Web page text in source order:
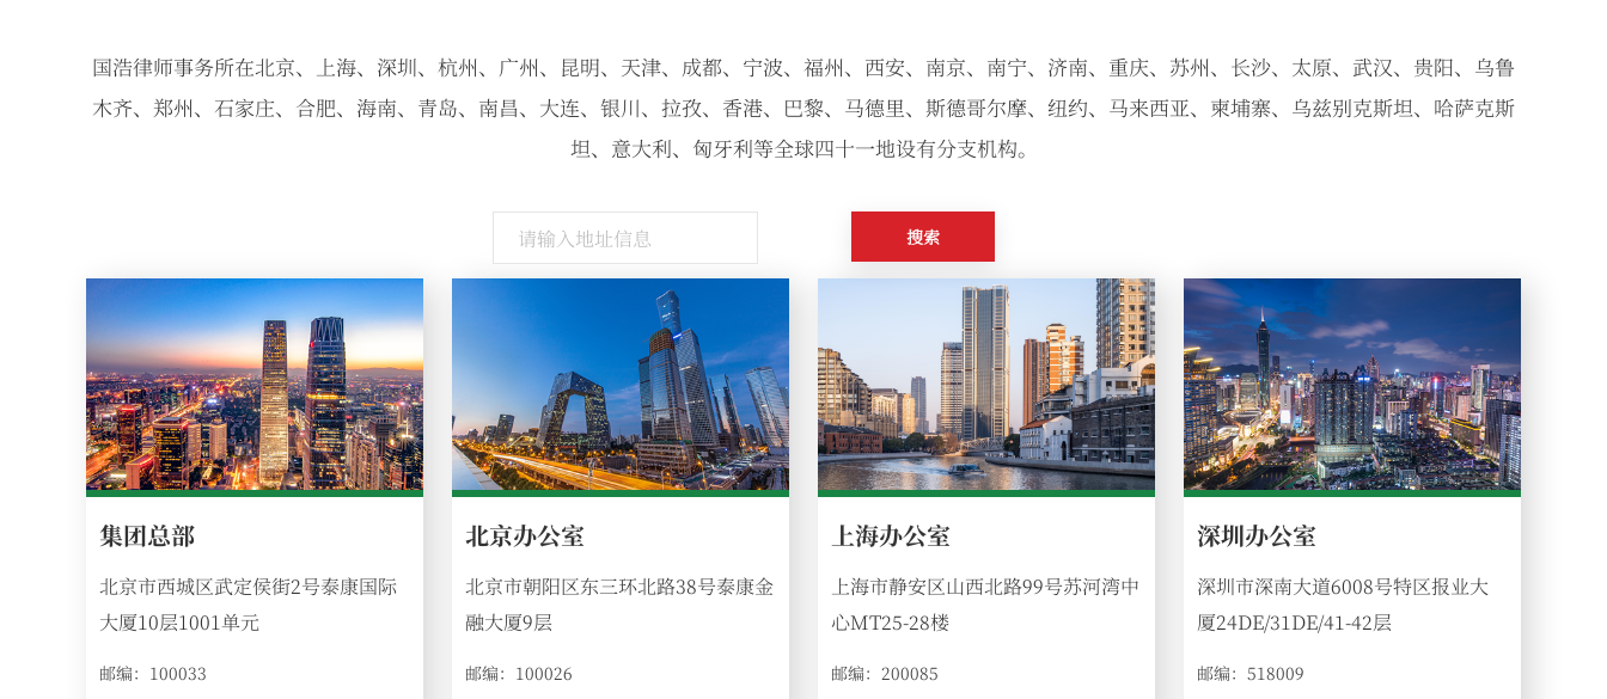
国浩律师事务所在北京、上海、深圳、杭州、广州、昆明、天津、成都、宁波、福州、西安、南京、南宁、济南、重庆、苏州、长沙、太原、武汉、贵阳、乌鲁
木齐、郑州、石家庄、合肥、海南、青岛、南昌、大连、银川、拉孜、香港、巴黎、马德里、斯德哥尔摩、纽约、马来西亚、柬埔寨、乌兹别克斯坦、哈萨克斯
坦、意大利、匈牙利等全球四十一地设有分支机构。
搜索
集团总部
北京市西城区武定侯街2号泰康国际
大厦10层1001单元
邮编：100033
北京办公室
北京市朝阳区东三环北路38号泰康金
融大厦9层
邮编：100026
上海办公室
上海市静安区山西北路99号苏河湾中
心MT25-28楼
邮编：200085
深圳办公室
深圳市深南大道6008号特区报业大
厦24DE/31DE/41-42层
邮编：518009